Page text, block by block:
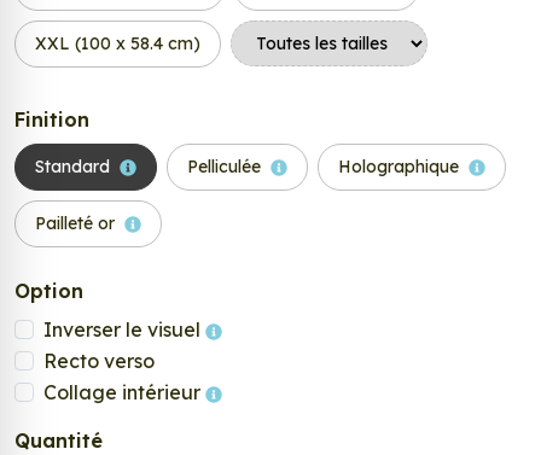
XXL (100 x 58.4 cm)
Finition
Standard Pelliculée Holographique
Pailleté or
Option
Inverser le visuel
Recto verso
Collage intérieur
Quantité